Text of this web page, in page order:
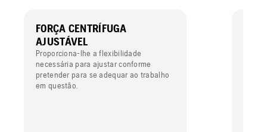
FORÇA CENTRÍFUGA
AJUSTÁVEL
Proporciona-lhe a flexibilidade
necessária para ajustar conforme
pretender para se adequar ao trabalho
em questão.